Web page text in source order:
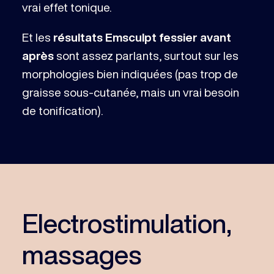
vrai effet tonique.
Et les résultats Emsculpt fessier avant
aprèssont assez parlants, surtout sur les
morphologies bien indiquées (pas trop de
graisse sous-cutanée, mais un vrai besoin
de tonification).
Electrostimulation,
massages